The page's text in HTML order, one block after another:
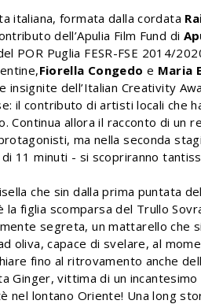
italiana, formata dalla cordata
dell’Apulia Film Fund di
POR Puglia FESR-FSE 2014/
Fiorella Congedo e Maria
dell’Italian Creativity
il contributo di artisti locali che
Continua allora il racconto di un
ma nella seconda
11 minuti - si scopriranno
che sin dalla prima puntata
la figlia scomparsa del Trullo
segreta, un mattarello che
oliva, capace di svelare, al
fino al ritrovamento anche
Ginger, vittima di un
nel lontano Oriente! Una long